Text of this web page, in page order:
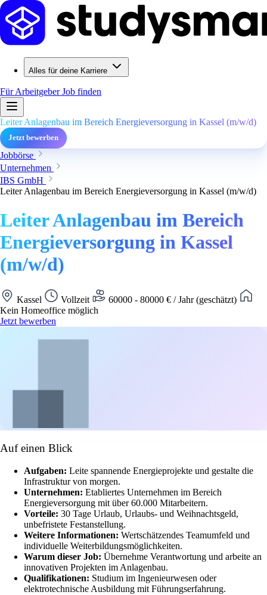
Alles für deine Karriere
Für ArbeitgeberJob finden
Leiter Anlagenbau im Bereich Energieversorgung in Kassel (m/w/d)
Jetzt bewerben
Jobbörse
Unternehmen
IBS GmbH
Leiter Anlagenbau im Bereich Energieversorgung in Kassel (m/w/d)
Leiter Anlagenbau im Bereich
Energieversorgung in Kassel
(m/w/d)
Kassel Vollzeit
60000 - 80000 € / Jahr (geschätzt)
Kein Homeoffice möglich
Jetzt bewerben
Auf einen Blick
Aufgaben: Leite spannende Energieprojekte und gestalte die
Infrastruktur von morgen.
Unternehmen: Etabliertes Unternehmen im Bereich
Energieversorgung mit über 60.000 Mitarbeitern.
Vorteile: 30 Tage Urlaub, Urlaubs- und Weihnachtsgeld,
unbefristete Festanstellung.
Weitere Informationen: Wertschätzendes Teamumfeld und
individuelle Weiterbildungsmöglichkeiten.
Warum dieser Job: Übernehme Verantwortung und arbeite an
innovativen Projekten im Anlagenbau.
Qualifikationen: Studium im Ingenieurwesen oder
elektrotechnische Ausbildung mit Führungserfahrung.